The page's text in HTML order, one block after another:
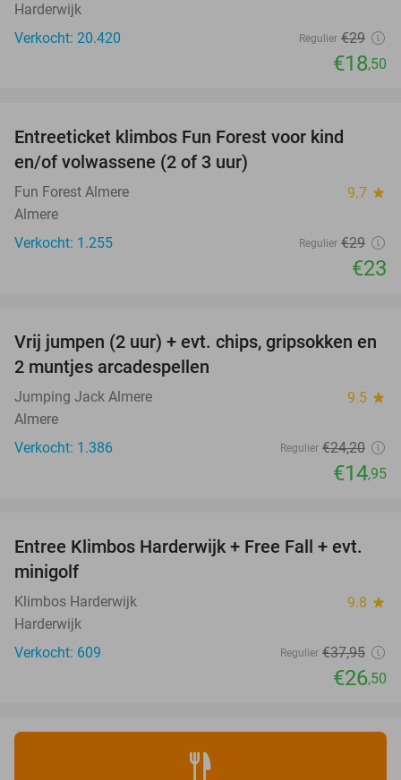
Harderwijk
Verkocht: 20.420
Regulier €29
€18,50
Entreeticket klimbos Fun Forest voor kind
en/of volwassene (2 of 3 uur)
Fun Forest Almere 9.7 star
Almere
Verkocht: 1.255
Regulier €29
€23
38%
Vrij jumpen (2 uur) + evt. chips, gripsokken en
2 muntjes arcadespellen
Jumping Jack Almere 9.5 star
Almere
Verkocht: 1.386
Regulier €24,20
€14,95
30%
Entree Klimbos Harderwijk + Free Fall + evt.
minigolf
Klimbos Harderwijk 9.8 star
Harderwijk
Verkocht: 609
Regulier €37,95
€26,50